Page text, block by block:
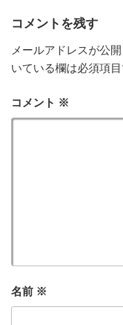
コメントを残す
メールアドレスが公
いている欄は必須項
コメント ※
名前 ※